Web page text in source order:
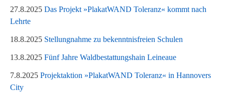
27.8.2025 Das Projekt »PlakatWAND Toleranz« kommt nach
Lehrte
18.8.2025 Stellungnahme zu bekenntnisfreien Schulen
13.8.2025 Fünf Jahre Waldbestattungshain Leineaue
7.8.2025 Projektaktion »PlakatWAND Toleranz« in Hannovers
City